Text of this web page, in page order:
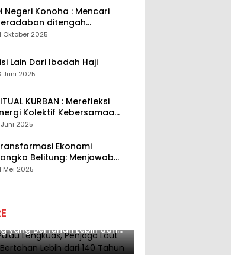
Negeri Konoha : Mencari
ditengah
pendidikan
Oktober 2025
Lain Dari Ibadah Haji
Juni 2025
KURBAN : Merefleksi
Kolektif Kebersamaan
Mengeliminasi Sifat
2025
Ekonomi
Belitung: Menjawab
Melalui
Mei 2025
Lengkuas, Penjaga
yang Bertahan Lebih dari